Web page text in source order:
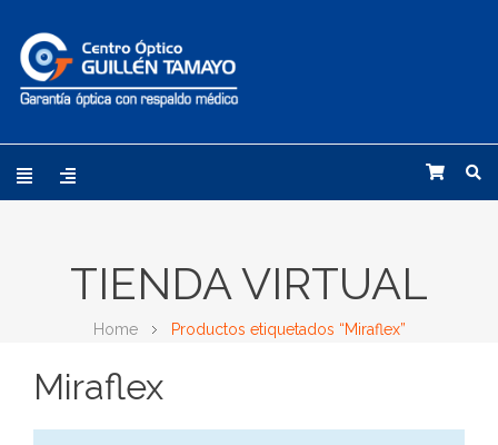
TIENDA VIRTUAL
Home Productos etiquetados “Miraflex”
Miraflex